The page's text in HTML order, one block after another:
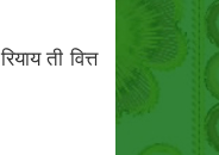
ती वित्त